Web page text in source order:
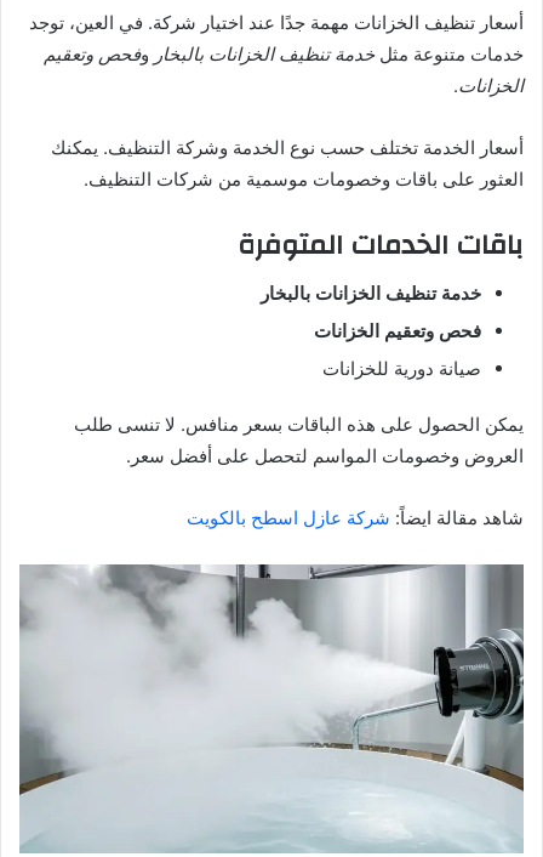
أسعار تنظيف الخزانات مهمة جدًا عند اختيار شركة. في العين، توجد
خدمات متنوعة مثلخدمة تنظيف الخزانات بالبخار وفحص وتعقيم
الخزانات.
أسعار الخدمة تختلف حسب نوع الخدمة وشركة التنظيف. يمكنك
العثور على باقات وخصومات موسمية من شركات التنظيف.
باقات الخدمات المتوفرة
خدمة تنظيف الخزانات بالبخار
فحص وتعقيم الخزانات
صيانة دورية للخزانات
يمكن الحصول على هذه الباقات بسعر منافس. لا تنسى طلب
العروض وخصومات المواسم لتحصل على أفضل سعر.
شاهد مقالة ايضاً: شركة عازل اسطح بالكويت